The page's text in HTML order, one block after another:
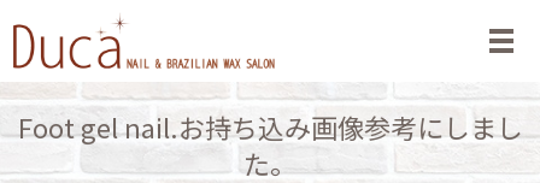
メ
Foot gel nail.お持ち込み画像参考にしまし
た。